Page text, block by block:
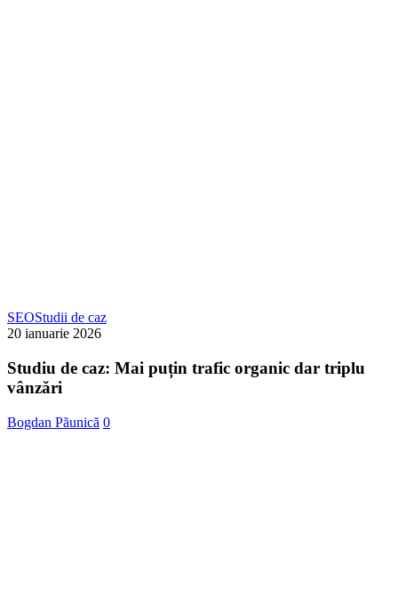
SEOStudii de cazStudiu
Mai
dar
20 ianuarie 2026
Studiu de caz: Mai puțin trafic organic dar triplu
vânzări
Bogdan Păunică 0